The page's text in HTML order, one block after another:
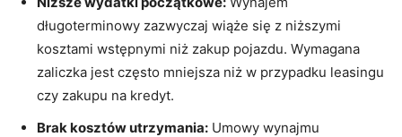
długoterminowy zazwyczaj wiąże się z ‌niższymi⁤
kosztami wstępnymi niż zakup pojazdu. Wymagana
zaliczka jest często mniejsza niż w przypadku leasingu
czy zakupu na kredyt.
Brak⁣ kosztów utrzymania: Umowy wynajmu